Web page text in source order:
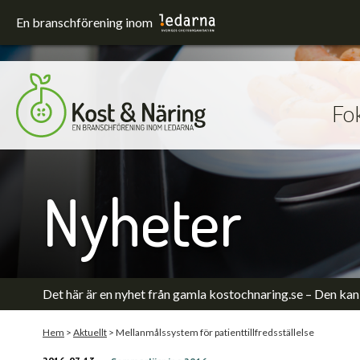
En branschförening inom
Fokusområden
Förskola och skola
Hållbarhet
Sjukhus
Upphandling
Äldreomsorg
Nyheter
Det här är en nyhet från gamla kostochnaring.se – Den
Hem > Aktuellt > Mellanmålssystem för patienttillfredsställelse